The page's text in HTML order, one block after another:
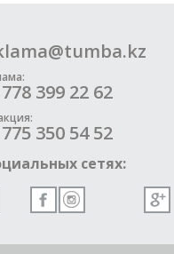
399 22 62
350 54 52
сетях: